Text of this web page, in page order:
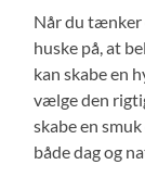
Når du tænker
huske på, at
kan skabe en
vælge den
skabe en
både dag og